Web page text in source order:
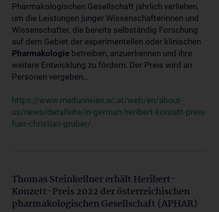
Pharmakologischen Gesellschaft jährlich verliehen,
um die Leistungen junger Wissenschafterinnen und
Wissenschafter, die bereits selbständig Forschung
auf dem Gebiet der experimentellen oder klinischen
Pharmakologie betreiben, anzuerkennen und ihre
weitere Entwicklung zu fördern. Der Preis wird an
Personen vergeben...
https://www.meduniwien.ac.at/web/en/about-
us/news/detailsite/in-german-heribert-konzett-preis-
fuer-christian-gruber/
Thomas Steinkellner erhält Heribert-
Konzett-Preis 2022 der österreichischen
pharmakologischen Gesellschaft (APHAR)